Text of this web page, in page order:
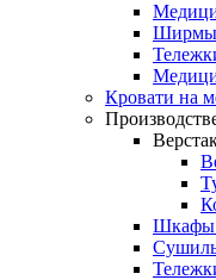
Ширмы
Кровати на
Шкафы